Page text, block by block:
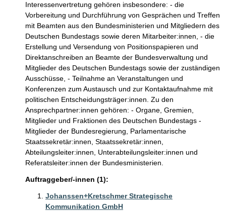
Interessenvertretung gehören insbesondere: - die
Vorbereitung und Durchführung von Gesprächen und Treffen
mit Beamten aus den Bundesministerien und Mitgliedern des
Deutschen Bundestags sowie deren Mitarbeiter:innen, - die
Erstellung und Versendung von Positionspapieren und
Direktanschreiben an Beamte der Bundesverwaltung und
Mitglieder des Deutschen Bundestags sowie der zuständigen
Ausschüsse, - Teilnahme an Veranstaltungen und
Konferenzen zum Austausch und zur Kontaktaufnahme mit
politischen Entscheidungsträger:innen. Zu den
Ansprechpartner:innen gehören: - Organe, Gremien,
Mitglieder und Fraktionen des Deutschen Bundestags -
Mitglieder der Bundesregierung, Parlamentarische
Staatssekretär:innen, Staatssekretär:innen,
Abteilungsleiter:innen, Unterabteilungsleiter:innen und
Referatsleiter:innen der Bundesministerien.
Auftraggeber/-innen (1):
Johanssen+Kretschmer Strategische
Kommunikation GmbH